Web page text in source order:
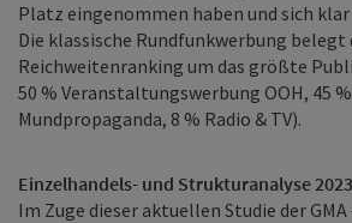
Platz eingenommen haben und sich
Die klassische Rundfunkwerbung
Reichweitenranking um das größte
50 % Veranstaltungswerbung OOH, 45
Mundpropaganda, 8 % Radio & TV).
Einzelhandels- und Strukturanalyse
Im Zuge dieser aktuellen Studie der